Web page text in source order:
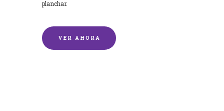
planchar.
VER AHORA